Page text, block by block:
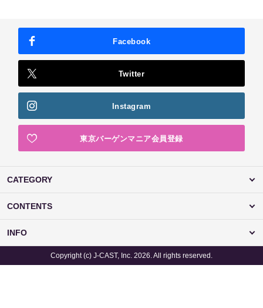
Facebook
Twitter
Instagram
東京バーゲンマニア会員登録
CATEGORY
CONTENTS
INFO
Copyright (c) J-CAST, Inc. 2026. All rights reserved.